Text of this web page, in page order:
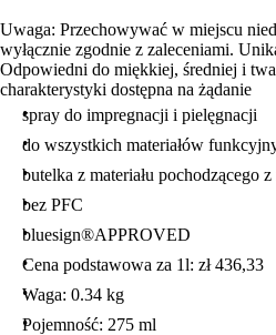
Uwaga: Przechowywać w miejscu
wyłącznie zgodnie z zaleceniami.
Odpowiedni do miękkiej, średniej i
charakterystyki dostępna na żądanie
spray do impregnacji i pielęgnacji
do wszystkich materiałów
butelka z materiału pochodzącego
bez PFC
bluesign®APPROVED
Cena podstawowa za 1l: zł 436,33
Waga: 0.34 kg
Pojemność: 275 ml